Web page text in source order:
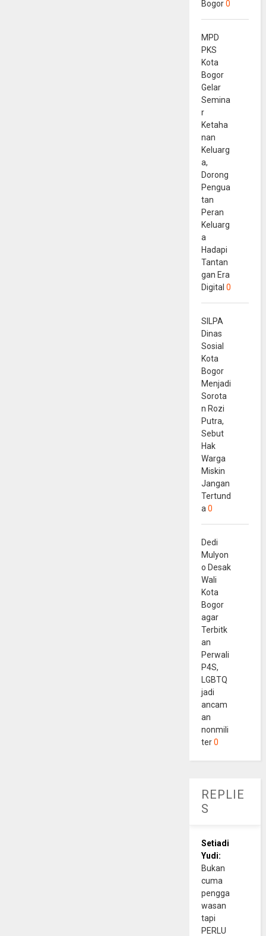
Bogor 0
MPD
PKS
Kota
Bogor
Gelar
Semina
r
Ketaha
nan
Keluarg
a,
Dorong
Pengua
tan
Peran
Keluarg
a
Hadapi
Tantan
gan Era
Digital 0
SILPA
Dinas
Sosial
Kota
Bogor
Menjadi
Sorota
n Rozi
Putra,
Sebut
Hak
Warga
Miskin
Jangan
Tertund
a 0
Dedi
Mulyon
o Desak
Wali
Kota
Bogor
agar
Terbitk
an
Perwali
P4S,
LGBTQ
jadi
ancam
an
nonmili
ter 0
REPLIE
S
Setiadi
Yudi:
Bukan
cuma
pengga
wasan
tapi
PERLU